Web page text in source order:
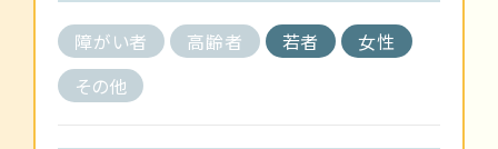
障がい者 高齢者 若者
女性
その他